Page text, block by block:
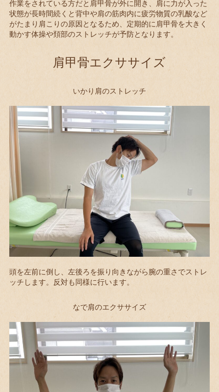
作業をされている方だと肩甲骨が外に開き、肩に力が入った
状態が長時間続くと背中や肩の筋肉内に疲労物質の乳酸など
がたまり肩こりの原因となるため、定期的に肩甲骨を大きく
動かす体操や頚部のストレッチが予防となります。
肩甲骨エクササイズ
いかり肩のストレッチ
頭を左前に倒し、左後ろを振り向きながら腕の重さでストレ
ッチします。反対も同様に行います。
なで肩のエクササイズ